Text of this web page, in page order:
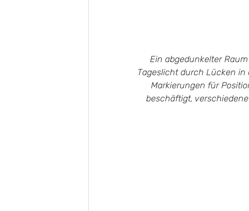
Ein abgedunkelter
Tageslicht durch Lücken
Markierungen für
beschäftigt,